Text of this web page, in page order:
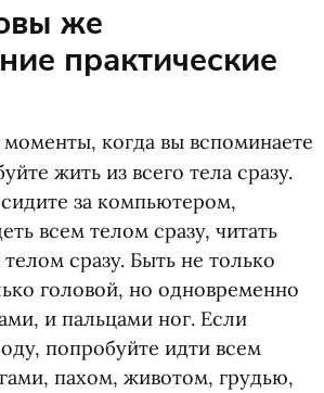
же
практические
моменты, когда вы вспоминаете
жить из всего тела сразу.
за компьютером,
всем телом сразу, читать
телом сразу. Быть не только
головой, но одновременно
и пальцами ног. Если
попробуйте идти всем
пахом, животом, грудью,